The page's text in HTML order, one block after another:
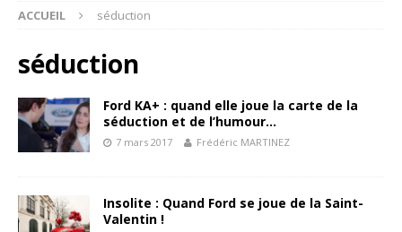
ACCUEIL séduction
séduction
Ford KA+ : quand elle joue la carte de la
séduction et de l’humour…
7 mars 2017 Frédéric MARTINEZ
Insolite : Quand Ford se joue de la Saint-
Valentin !